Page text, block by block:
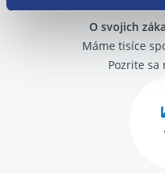
O svojich
Máme tisíce
Pozrite sa